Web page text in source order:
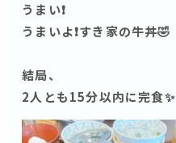
うまい❗️
うまいよ❗️すき家の牛丼🤣
結局、
2人とも15分以内に完食✨